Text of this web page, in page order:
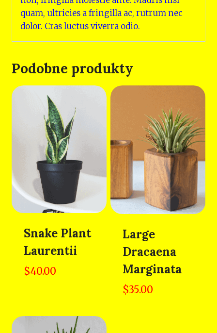
quam, ultricies a fringilla ac, rutrum nec
dolor. Cras luctus viverra odio.
Podobne produkty
Snake Plant
Laurentii
$40.00
Large
Dracaena
Marginata
$35.00